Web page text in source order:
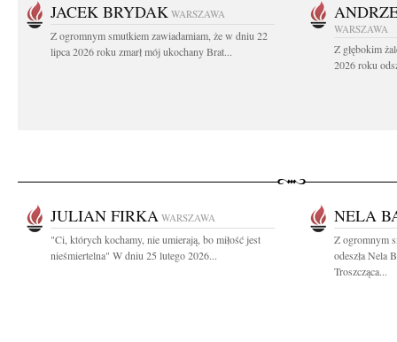
JACEK BRYDAK WARSZAWA
Z ogromnym smutkiem zawiadamiam, że w dniu 22
lipca 2026 roku zmarł mój ukochany Brat...
WARSZAWA
Z głębokim
2026 roku
JULIAN FIRKA WARSZAWA
"Ci, których kochamy, nie umierają, bo miłość jest
nieśmiertelna" W dniu 25 lutego 2026...
NELA
Z ogromnym
odeszła Nela
Troszcząca...